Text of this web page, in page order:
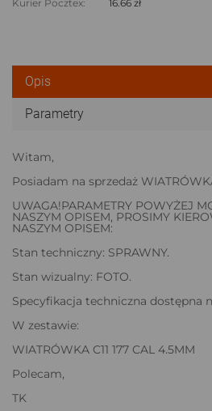
Kurier Pocztex:
16.66 zł
Opis
Parametry
Witam,
Posiadam na sprzedaż
UWAGA!PARAMETRY POWYŻEJ
NASZYM OPISEM, PROSIMY
NASZYM OPISEM:
Stan techniczny: SPRAWNY.
Stan wizualny: FOTO.
Specyfikacja techniczna dostępna
W zestawie:
WIATRÓWKA C11 177 CAL 4.5MM
Polecam,
TK